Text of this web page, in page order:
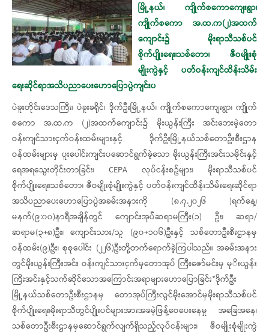
မြို့နယ်၊ ကျိုက်စကောကျေးရွာ၊
ကျိုက်စကော အ.ထ.က(၂)အထက်
ကျောင်း၌ မိုးရာသီသစ်ပင်
စိုက်ပျိုးရေး၊သစ်တော၊ ဇီဝမျိုးစုံ
မျိုးကွဲနှင့် ပတ်ဝန်းကျင်ထိန်းသိမ်း
ရေးဆိုင်ရာအသိပညာပေးဟောပြောပွဲကျင်းပ
ပဲခူးတိုင်းဒေသကြီး၊ ပဲခူးခရိုင်၊ ဒိုက်ဦးမြို့နယ်၊ ကျိုက်စကောကျေးရွာ၊ ကျိုက်
စကော အ.ထ.က (၂)အထက်ကျောင်း၌ မိုးယွန်းကြီး အင်းဘေးမဲ့တော
ဝန်းကျင်သားငှက်ဝန်းထမ်းများနှင့် ဒိုက်ဦးမြို့နယ်သစ်တောဦးစီးဌာန
ဝန်ထမ်းများမှ ပူးပေါင်းကျင်းပဆောင်ရွက်ခဲ့သော မိုးယွန်းကြီးအင်းသမိုင်းနှင့်
ရေအရသွေးတိုင်းတာခြင်း၊ CEPA လုပ်ငန်းစဥ်များ၊ မိုးရာသီသစ်ပင်
စိုက်ပျိုးရေး၊သစ်တော၊ ဇီဝမျိုးစုံမျိုးကွဲနှင့် ပတ်ဝန်းကျင်ထိန်းသိမ်းရေးဆိုင်ရာ
အသိပညာပေးဟောပြောပွဲအခမ်းအနားကို (၈.၇.၂၀၂၆ )ရက်နေ့၊
မနက်(၉:၀၀)နာရီအချိန်တွင် ကျောင်းအုပ််ဆရာမကြီး(၁) ဦး၊ ဆရာ/
ဆရာမ(၃+၈)ဦး၊ ကျောင်းသား/သူ (၉၀+၁၀၆)ဦးနှင့် သစ်တောဦးစီးဌာနမှ
ဝန်ထမ်း(၉)ဦး၊ စုစုပေါင်း (၂၂၆)ဦးတို့တက်ရောက်ခဲ့ကြပါသည်။ ‎အခမ်းအနား
တွင်မိုးယွန်း​​ကြီးအင်း ဝန်းကျင်သားငှက်မှ​တောအုပ်​ ကြီးဇော်မင်းမှ မုိးယွန်း​
ကြီးအင်းနှင့်သက်ဆိုင်သောအကြောင်းအရာများဟောပြောခြင်း*ဒိုက်ဦး
မြို့နယ်သစ်တောဦးစီးဌာနမှ တောအုပ်ကြီးလွင်မိုးအောင်မှမိုးရာသီသစ်ပင်
စိုက်ပျိုးရေး၊မိုးရာသီတွင်ပျိုးပင်များအားအခမဲ့ဖြန့်ဝေပေးနေမှု အခြေအနေ၊
သစ်တောဦးစီးဌာနမှဆောင်ရွက်လျက်ရှိသည့်လုပ်ငန်းများ၊ ဇီဝမျိုးစုံမျိုးကွဲ